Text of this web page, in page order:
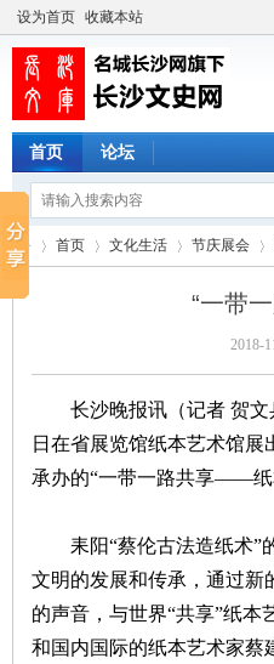
设为首页 收藏本站
首页 论坛
首页 文化生活 节庆展会
›
“一带
2018-
长沙晚报讯（记者 贺文
日在省展览馆纸本艺术馆
承办的“一带一路共享——纸
耒阳“蔡伦古法造纸术”的
文明的发展和传承，通过新
的声音，与世界“共享”纸
和国内国际的纸本艺术家蔡